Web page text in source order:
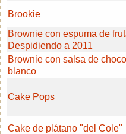
Brookie
Brownie con espuma de
Despidiendo a 2011
Brownie con salsa de
blanco
Cake Pops
Cake de plátano "del Cole"